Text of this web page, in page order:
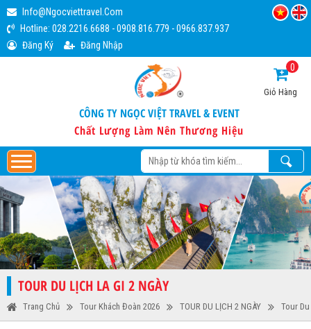
Info@ngocviettravel.com
Hotline: 028.2216.6688 -0908.816.779 -0966.837.937
Đăng Ký
Đăng Nhập
CÔNG TY NGỌC VIỆT TRAVEL & EVENT
Chất Lượng Làm Nên Thương Hiệu
Giỏ Hàng
0
TOUR DU LỊCH LA GI 2 NGÀY
Trang Chủ Tour Khách Đoàn 2026 TOUR DU LỊCH 2 NGÀY Tour